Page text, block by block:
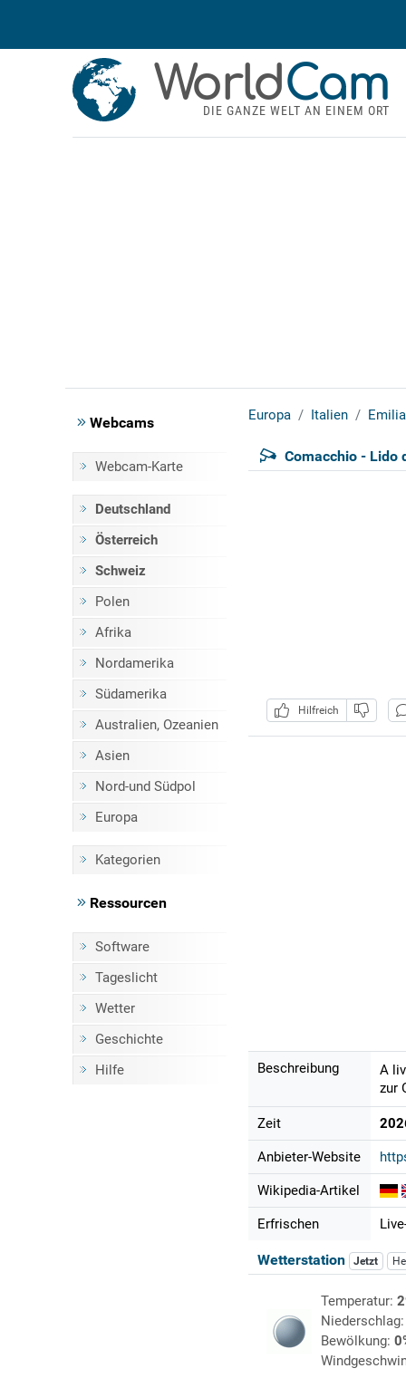
WorldCam
DIE GANZE WELT AN EINEM ORT
Webcams
Webcam-Karte
Deutschland
Österreich
Schweiz
Polen
Afrika
Nordamerika
Südamerika
Australien, Ozeanien
Asien
Nord-und Südpol
Europa
Kategorien
Ressourcen
Software
Tageslicht
Wetter
Geschichte
Hilfe
Europa Italien
Comacchio - Lido
Hilfreich
Beschreibung
A
zur
Zeit
Anbieter-Website
Wikipedia-Artikel
Erfrischen
Wetterstation Jetzt
Temperatur:
Niederschlag:
Bewölkung: